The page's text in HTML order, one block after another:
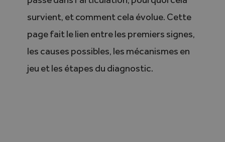
survient, et comment cela évolue. Cette
page fait le lien entre les premiers signes,
les causes possibles, les mécanismes en
jeu et les étapes du diagnostic.